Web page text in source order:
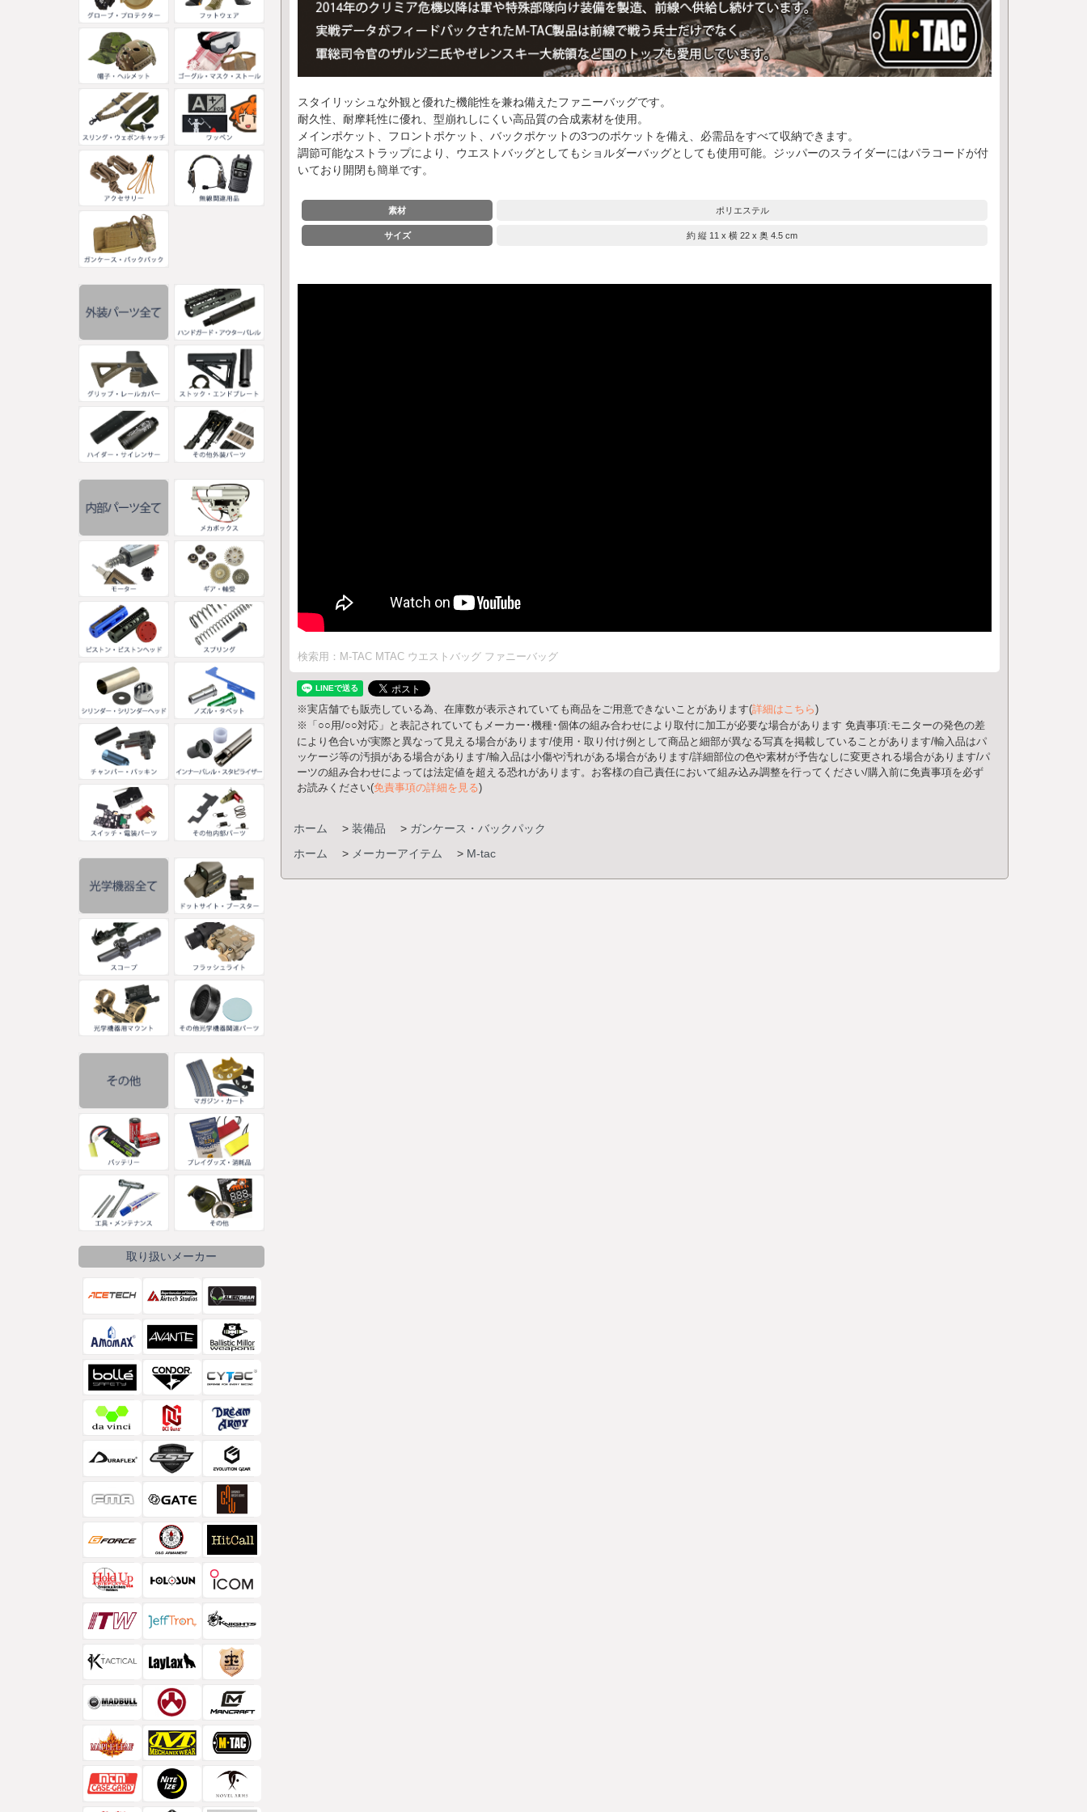
スタイリッシュな外観と優れた機能性を兼ね備えたファニーバッグです。
耐久性、耐摩耗性に優れ、型崩れしにくい高品質の合成素材を使用。
メインポケット、フロントポケット、バックポケットの3つのポケットを備え、必需品をすべて収納できます。
調節可能なストラップにより、ウエストバッグとしてもショルダーバッグとしても使用可能。ジッパーのスライダーにはパラコードが付
いており開閉も簡単です。
素材 ポリエステル
サイズ 約 縦 11 x 横 22 x 奥 4.5 cm
検索用：M-TAC MTAC ウエストバッグ ファニーバッグ
※実店舗でも販売している為、在庫数が表示されていても商品をご用意できないことがあります(詳細はこちら)
※「○○用/○○対応」と表記されていてもメーカー･機種･個体の組み合わせにより取付に加工が必要な場合があります 免責事項:モニターの発色の差
により色合いが実際と異なって見える場合があります/使用・取り付け例として商品と細部が異なる写真を掲載していることがあります/輸入品はパ
ッケージ等の汚損がある場合があります/輸入品は小傷や汚れがある場合があります/詳細部位の色や素材が予告なしに変更される場合があります/パ
ーツの組み合わせによっては法定値を超える恐れがあります。お客様の自己責任において組み込み調整を行ってください/購入前に免責事項を必ず
お読みください(免責事項の詳細を見る)
ホーム > 装備品 > ガンケース・バックパック
ホーム
> メーカーアイテム > M-tac
取り扱いメーカー